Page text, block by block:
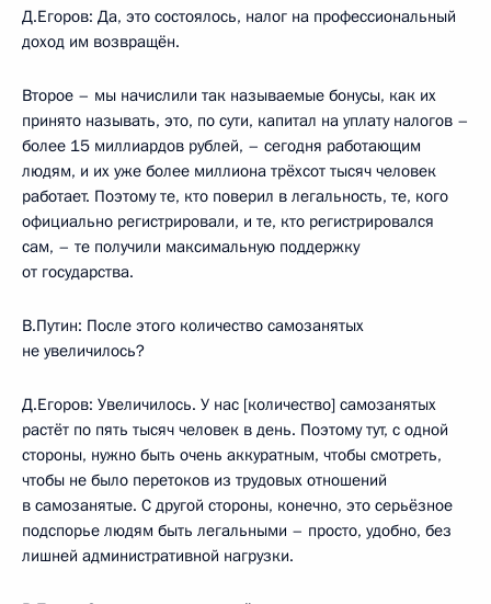
Д.Егоров: Да, это состоялось, налог на профессиональный
доход им возвращён.
Второе – мы начислили так называемые бонусы, как их
принято называть, это, по сути, капитал на уплату налогов –
более 15 миллиардов рублей, – сегодня работающим
людям, и их уже более миллиона трёхсот тысяч человек
работает. Поэтому те, кто поверил в легальность, те, кого
официально регистрировали, и те, кто регистрировался
сам, – те получили максимальную поддержку
от государства.
В.Путин: После этого количество самозанятых
не увеличилось?
Д.Егоров: Увеличилось. У нас [количество] самозанятых
растёт по пять тысяч человек в день. Поэтому тут, с одной
стороны, нужно быть очень аккуратным, чтобы смотреть,
чтобы не было перетоков из трудовых отношений
в самозанятые. С другой стороны, конечно, это серьёзное
подспорье людям быть легальными – просто, удобно, без
лишней административной нагрузки.